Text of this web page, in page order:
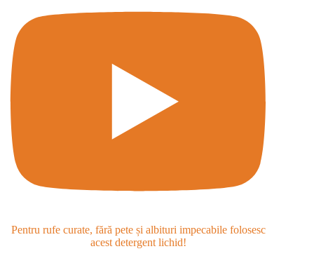
Pentru rufe curate, fără pete și albituri impecabile folosesc
acest detergent lichid!